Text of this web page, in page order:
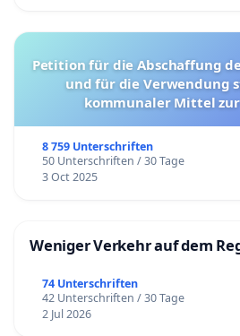
Petition für die Abschaffung der Tötungsstationen
und für die Verwendung
kommunaler Mittel
8 759 Unterschriften
50 Unterschriften / 30 Tage
3 Oct 2025
Weniger Verkehr auf dem
74 Unterschriften
42 Unterschriften / 30 Tage
2 Jul 2026